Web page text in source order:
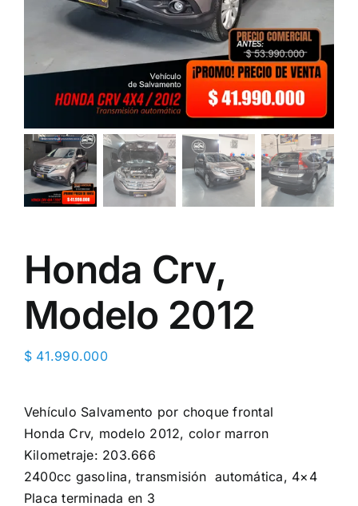
Honda Crv,
Modelo 2012
$ 41.990.000
Vehículo Salvamento por choque frontal
Honda Crv, modelo 2012, color marron
Kilometraje: 203.666
2400cc gasolina, transmisión automática, 4×4
Placa terminada en 3